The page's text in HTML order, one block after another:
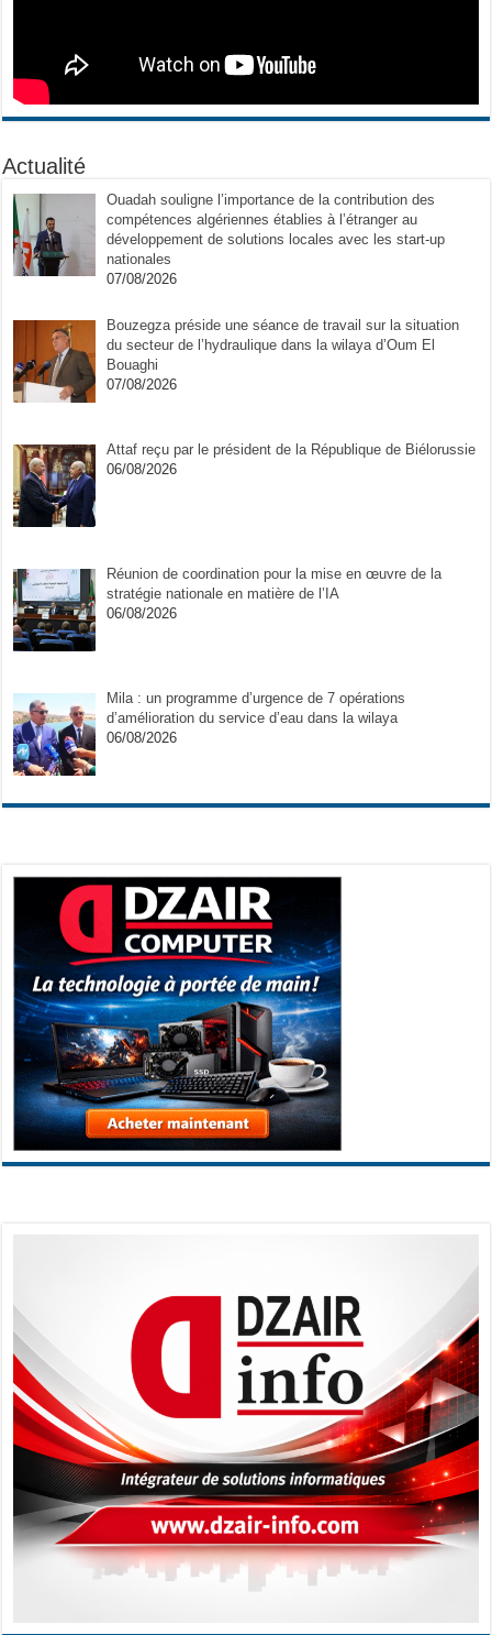
Actualité
Ouadah souligne l’importance de la contribution des
compétences algériennes établies à l’étranger au
développement de solutions locales avec les start-up
nationales
07/08/2026
Bouzegza préside une séance de travail sur la situation
du secteur de l’hydraulique dans la wilaya d’Oum El
Bouaghi
07/08/2026
Attaf reçu par le président de la République de Biélorussie
06/08/2026
Réunion de coordination pour la mise en œuvre de la
stratégie nationale en matière de l’IA
06/08/2026
Mila : un programme d’urgence de 7 opérations
d’amélioration du service d’eau dans la wilaya
06/08/2026